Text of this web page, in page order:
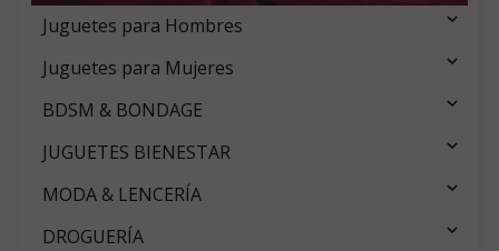
Juguetes para Hombres
Juguetes para Mujeres
BDSM & BONDAGE
JUGUETES BIENESTAR
MODA & LENCERÍA
DROGUERÍA